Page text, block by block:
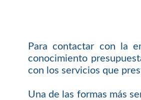
Para contactar con la
conocimiento
con los servicios que
Una de las formas más